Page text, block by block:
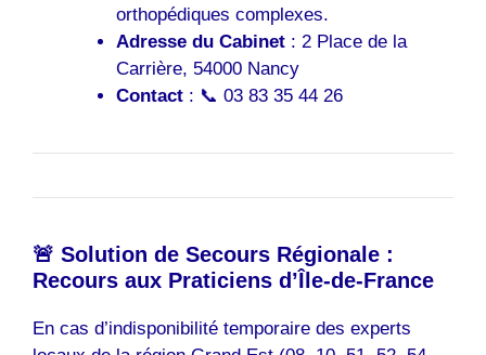
orthopédiques complexes.
Adresse du Cabinet: 2 Place de la
Carrière, 54000 Nancy
Contact: 📞 03 83 35 44 26
🚨 Solution de Secours Régionale :
Recours aux Praticiens d’Île-de-France
En cas d’indisponibilité temporaire des experts